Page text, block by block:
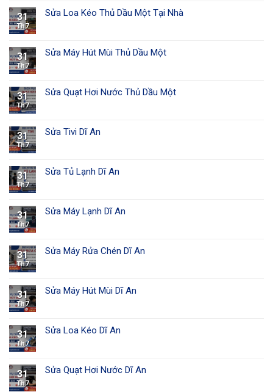
31
Th7
Sửa Loa Kéo Thủ Dầu Một Tại Nhà
31
Th7
Sửa Máy Hút Mùi Thủ Dầu Một
31
Th7
Sửa Quạt Hơi Nước Thủ Dầu Một
31
Th7
Sửa Tivi Dĩ An
31
Th7
Sửa Tủ Lạnh Dĩ An
31
Th7
Sửa Máy Lạnh Dĩ An
31
Th7
Sửa Máy Rửa Chén Dĩ An
31
Th7
Sửa Máy Hút Mùi Dĩ An
31
Th7
Sửa Loa Kéo Dĩ An
31
Th7
Sửa Quạt Hơi Nước Dĩ An